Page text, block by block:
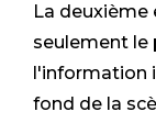
La deuxième
seulement le
l'information
fond de la